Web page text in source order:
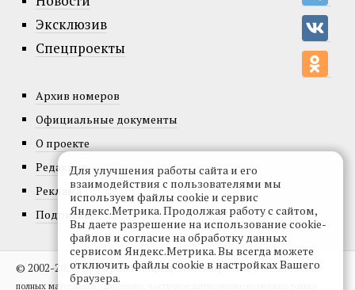
Эксклюзив
Спецпроекты
Архив номеров
Официальные документы
О проекте
Редакция
Реклама
Подписка
© 2002-2026, Все права защищены.Копирование и использование
полных материалов запрещено, частичное цитирование возможно только
Для улучшения работы сайта и его
взаимодействия с пользователями мы
используем файлы cookie и сервис
Яндекс.Метрика. Продолжая работу с сайтом,
Вы даете разрешение на использование cookie-
файлов и согласие на обработку данных
сервисом Яндекс.Метрика. Вы всегда можете
отключить файлы cookie в настройках Вашего
браузера.